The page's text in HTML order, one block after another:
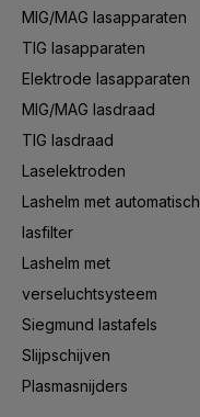
MIG/MAG lasapparaten
TIG lasapparaten
Elektrode lasapparaten
MIG/MAG lasdraad
TIG lasdraad
Laselektroden
Lashelm met automatisch
lasfilter
Lashelm met
verseluchtsysteem
Siegmund lastafels
Slijpschijven
Plasmasnijders